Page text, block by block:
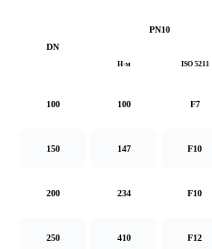
DN
PN10
Н·м ISO 5211
100 100 F7
150 147 F10
200 234 F10
250 410 F12